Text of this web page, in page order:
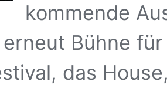
kommende
Bühne
das